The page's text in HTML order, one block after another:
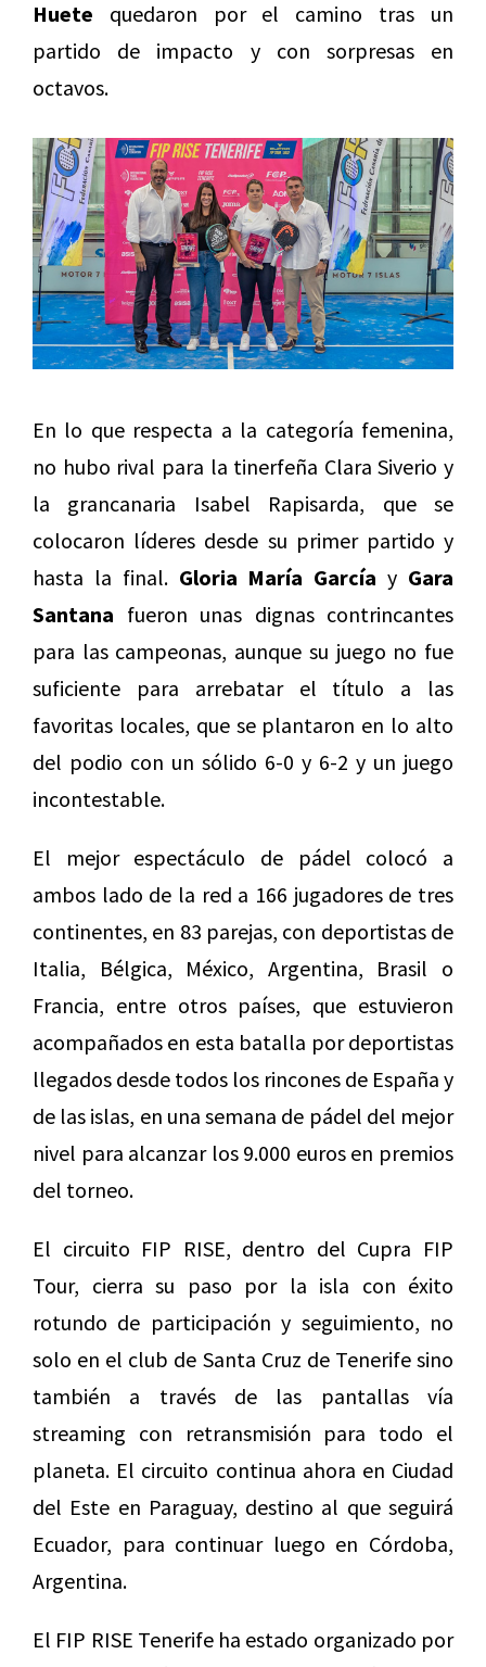
Huete quedaron por el camino tras un
partido de impacto y con sorpresas en
octavos.
En lo que respecta a la categoría femenina,
no hubo rival para la tinerfeña Clara Siverio y
la grancanaria Isabel Rapisarda, que se
colocaron líderes desde su primer partido y
hasta la final. Gloria María García y Gara
Santana fueron unas dignas contrincantes
para las campeonas, aunque su juego no fue
suficiente para arrebatar el título a las
favoritas locales, que se plantaron en lo alto
del podio con un sólido 6-0 y 6-2 y un juego
incontestable.
El mejor espectáculo de pádel colocó a
ambos lado de la red a 166 jugadores de tres
continentes, en 83 parejas, con deportistas de
Italia, Bélgica, México, Argentina, Brasil o
Francia, entre otros países, que estuvieron
acompañados en esta batalla por deportistas
llegados desde todos los rincones de España y
de las islas, en una semana de pádel del mejor
nivel para alcanzar los 9.000 euros en premios
del torneo.
El circuito FIP RISE, dentro del Cupra FIP
Tour, cierra su paso por la isla con éxito
rotundo de participación y seguimiento, no
solo en el club de Santa Cruz de Tenerife sino
también a través de las pantallas vía
streaming con retransmisión para todo el
planeta. El circuito continua ahora en Ciudad
del Este en Paraguay, destino al que seguirá
Ecuador, para continuar luego en Córdoba,
Argentina.
El FIP RISE Tenerife ha estado organizado por